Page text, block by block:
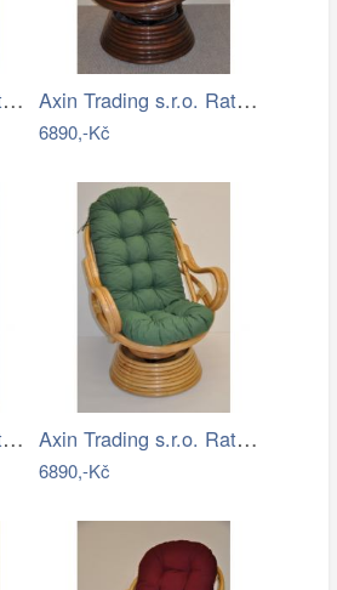
Axin Trading s.r.o. Ratanové houpací… Axin Trading s.r.o. Ratanové houpací…
6890,-Kč
Axin Trading s.r.o. Ratanové houpací… Axin Trading s.r.o. Ratanové houpací…
6890,-Kč